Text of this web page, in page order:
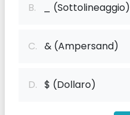
B. _ (Sottolineaggio)
C. & (Ampersand)
D. $ (Dollaro)